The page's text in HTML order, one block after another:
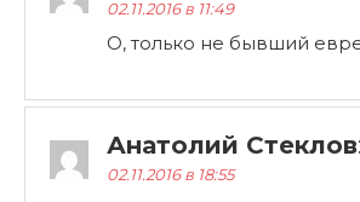
02.11.2016 в 11:49
О, только не бывший
Анатолий Стеклов:
02.11.2016 в 18:55